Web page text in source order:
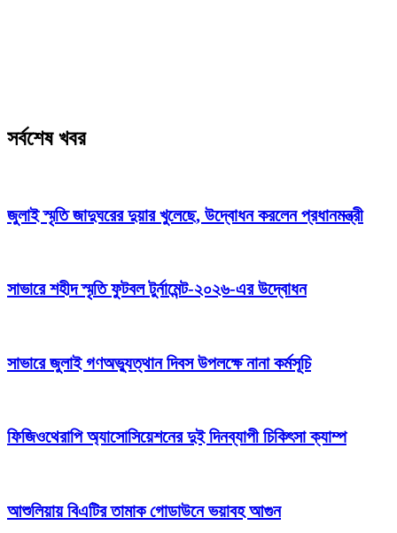
সর্বশেষ খবর
জুলাই স্মৃতি জাদুঘরের দুয়ার খুলেছে, উদ্বোধন করলেন প্রধানমন্ত্রী
সাভারে শহীদ স্মৃতি ফুটবল টুর্নামেন্ট-২০২৬-এর উদ্বোধন
সাভারে জুলাই গণঅভ্যুত্থান দিবস উপলক্ষে নানা কর্মসূচি
ফিজিওথেরাপি অ্যাসোসিয়েশনের দুই দিনব্যাপী চিকিৎসা ক্যাম্প
আশুলিয়ায় বিএটির তামাক গোডাউনে ভয়াবহ আগুন